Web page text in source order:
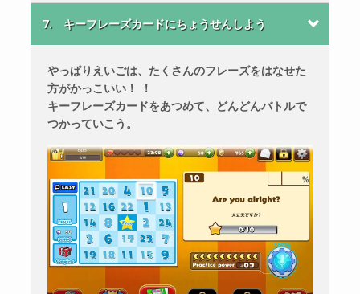
7. キーフレーズカードにちょうせんしよう
やっぱりえいごは、たくさんのフレーズをはなせた
方がかっこいい！ ！
キーフレーズカードをあつめて、どんどんバトルで
つかっていこう。